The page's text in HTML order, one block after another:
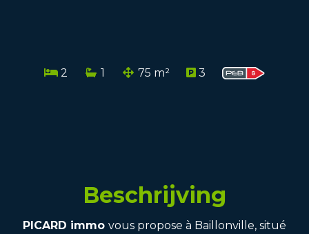
2 1 75 m² 3
Beschrijving
PICARD immo vous propose à Baillonville, situé